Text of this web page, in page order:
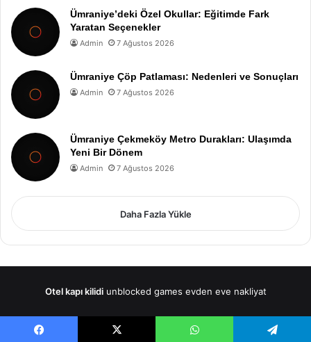
Ümraniye’deki Özel Okullar: Eğitimde Fark
Yaratan Seçenekler
Admin 7 Ağustos 2026
Ümraniye Çöp Patlaması: Nedenleri ve Sonuçları
Admin 7 Ağustos 2026
Ümraniye Çekmeköy Metro Durakları: Ulaşımda
Yeni Bir Dönem
Admin 7 Ağustos 2026
Daha Fazla Yükle
Otel kapı kilidi unblocked games evden eve nakliyat